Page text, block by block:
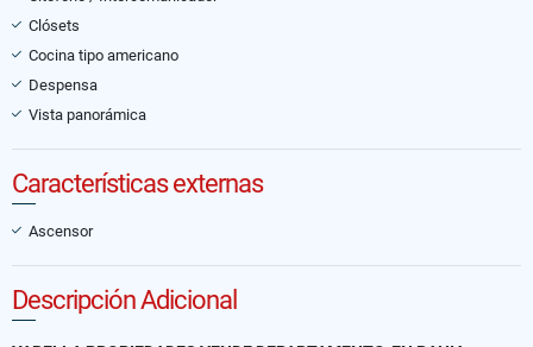
Clósets
Cocina tipo americano
Despensa
Vista panorámica
Características externas
Ascensor
Descripción Adicional